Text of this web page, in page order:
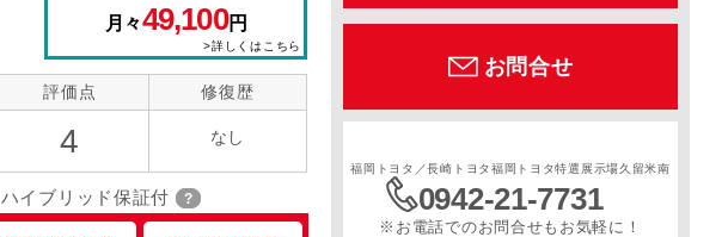
月々49,100円
>詳しくはこちら
評価点
4
修復歴
なし
ハイブリッド保証付
お問合せ
福岡トヨタ／長崎トヨタ福岡トヨタ特選展示場久留米南
0942-21-7731
※お電話でのお問合せもお気軽に！